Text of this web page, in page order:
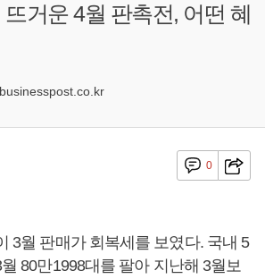
거운 4월 판촉전, 어떤 혜
0
3월 판매가 회복세를 보였다. 국내 5
80만1998대를 팔아 지난해 3월보